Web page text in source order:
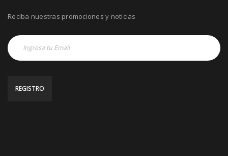
Reciba nuestras promociones y noticias